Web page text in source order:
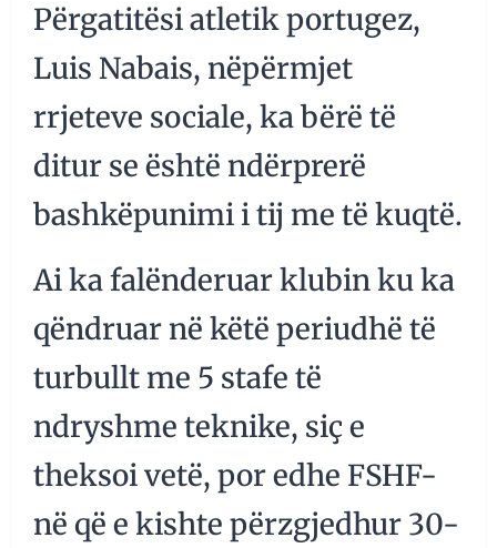
Përgatitësi atletik portugez,
Luis Nabais, nëpërmjet
rrjeteve sociale, ka bërë të
ditur se është ndërprerë
bashkëpunimi i tij me të kuqtë.
Ai ka falënderuar klubin ku ka
qëndruar në këtë periudhë të
turbullt me 5 stafe të
ndryshme teknike, siç e
theksoi vetë, por edhe FSHF-
në që e kishte përzgjedhur 30-